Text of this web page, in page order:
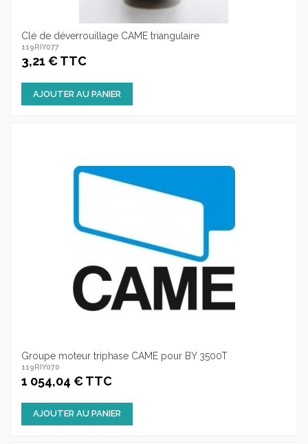
Clé de déverrouillage CAME triangulaire
119RIY077
3,21 € TTC
AJOUTER AU PANIER
Groupe moteur triphase CAME pour BY 3500T
119RIY070
1 054,04 € TTC
AJOUTER AU PANIER